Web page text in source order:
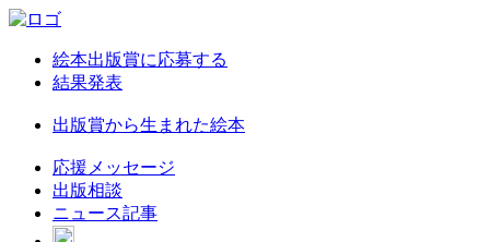
絵本出版賞に応募する
結果発表
出版賞から生まれた絵本
応援メッセージ
出版相談
ニュース記事